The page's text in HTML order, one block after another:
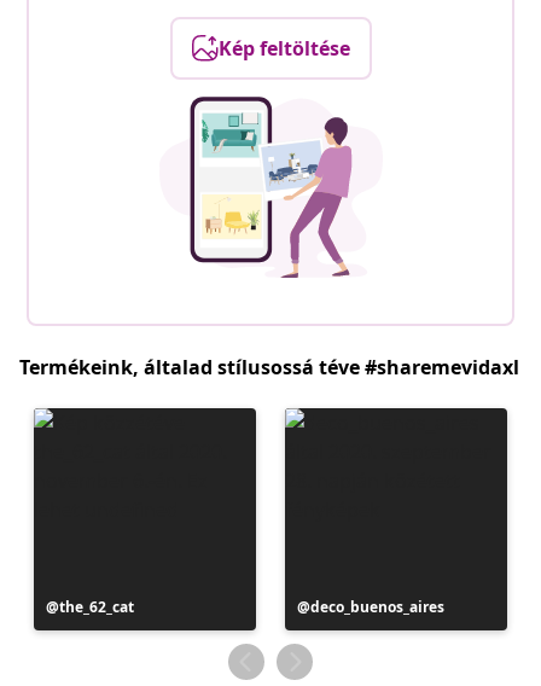
Kép feltöltése
Termékeink, általad stílusossá téve #sharemevidaxl
Bejegyzés
közzétevője
the_62_cat
Bejegyzés
közzétevője
deco_buenos_aires